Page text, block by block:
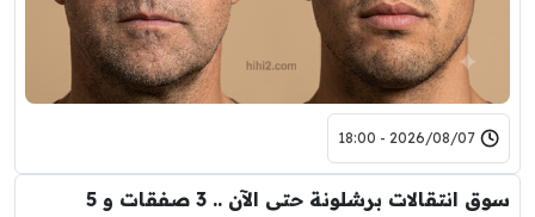
2026/08/07 - 18:00
سوق انتقالات برشلونة حتى الآن .. 3 صفقات و 5